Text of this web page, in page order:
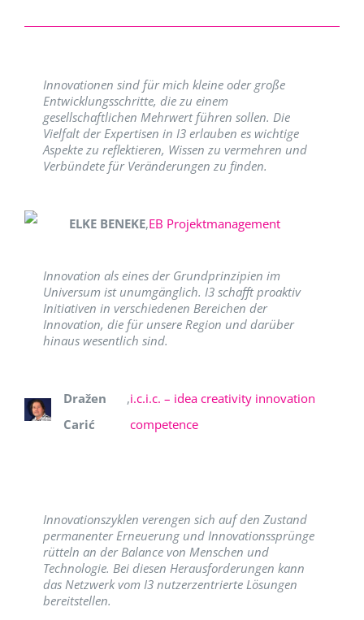
Innovationen sind für mich kleine oder große
Entwicklungsschritte, die zu einem
gesellschaftlichen Mehrwert führen sollen. Die
Vielfalt der Expertisen in I3 erlauben es wichtige
Aspekte zu reflektieren, Wissen zu vermehren und
Verbündete für Veränderungen zu finden.
ELKE BENEKE,EB Projektmanagement
Innovation als eines der Grundprinzipien im
Universum ist unumgänglich. I3 schafft proaktiv
Initiativen in verschiedenen Bereichen der
Innovation, die für unsere Region und darüber
hinaus wesentlich sind.
Dražen
Carić
,i.c.i.c. – idea creativity innovation
competence
Innovationszyklen verengen sich auf den Zustand
permanenter Erneuerung und Innovationssprünge
rütteln an der Balance von Menschen und
Technologie. Bei diesen Herausforderungen kann
das Netzwerk vom I3 nutzerzentrierte Lösungen
bereitstellen.